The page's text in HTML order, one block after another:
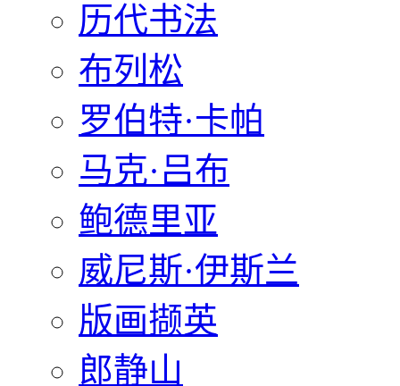
历代书法
布列松
罗伯特·卡帕
马克·吕布
鲍德里亚
威尼斯·伊斯兰
版画撷英
郎静山